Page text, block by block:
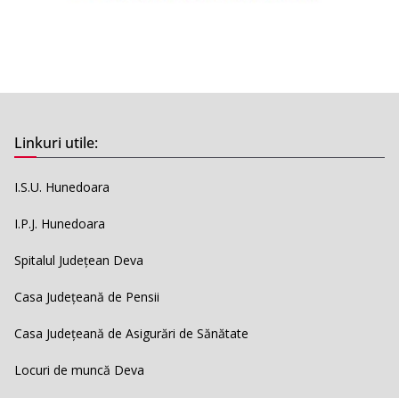
Linkuri utile:
I.S.U. Hunedoara
I.P.J. Hunedoara
Spitalul Județean Deva
Casa Județeană de Pensii
Casa Județeană de Asigurări de Sănătate
Locuri de muncă Deva